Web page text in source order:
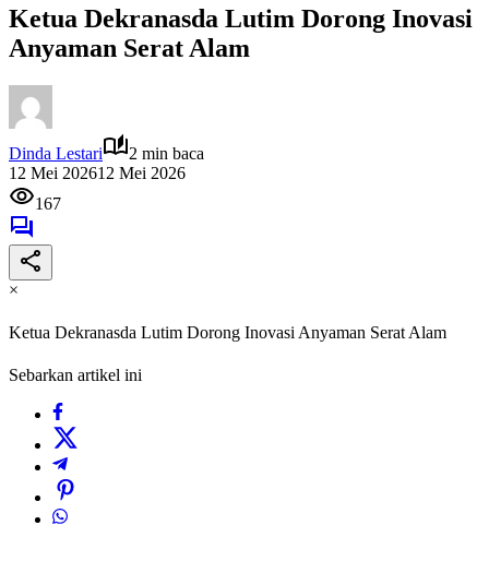
Ketua Dekranasda Lutim Dorong Inovasi
Anyaman Serat Alam
Dinda Lestari
2 min baca
12 Mei 202612 Mei 2026
167
×
Ketua Dekranasda Lutim Dorong Inovasi Anyaman Serat Alam
Sebarkan artikel ini